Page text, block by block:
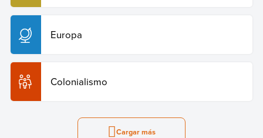
Europa
Colonialismo
Cargar más